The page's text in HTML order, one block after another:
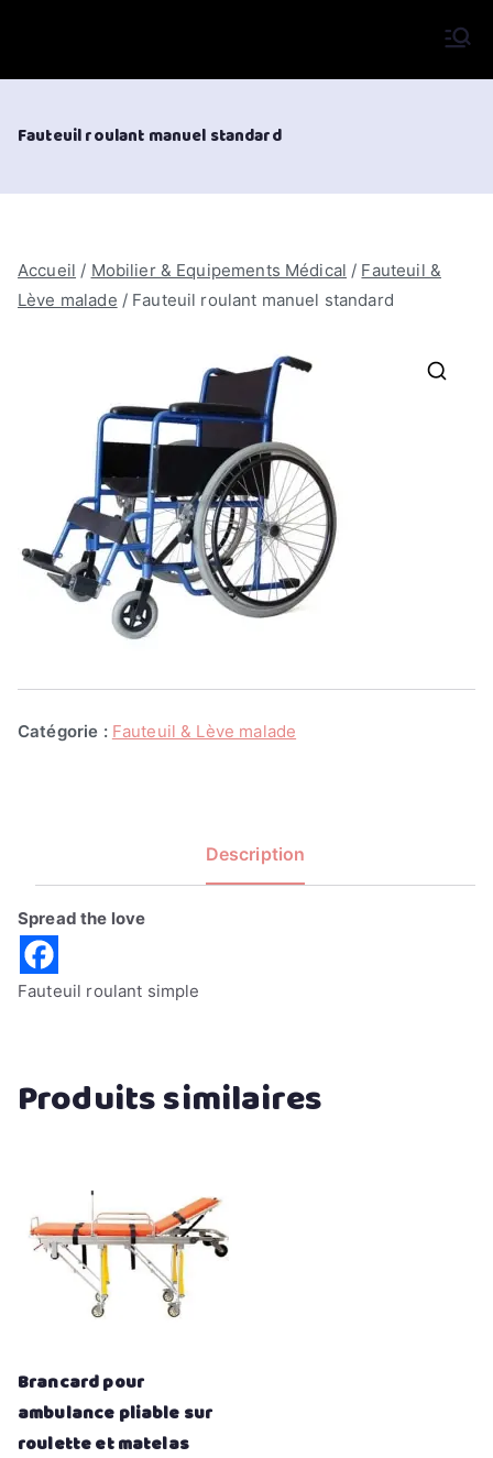
Fauteuil roulant manuel standard
Accueil / Mobilier & Equipements Médical / Fauteuil &
Lève malade / Fauteuil roulant manuel standard
Catégorie : Fauteuil & Lève malade
Description
Spread the love
Fauteuil roulant simple
Produits similaires
Brancard pour
ambulance pliable sur
roulette et matelas